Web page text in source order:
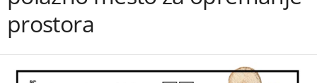
prostora